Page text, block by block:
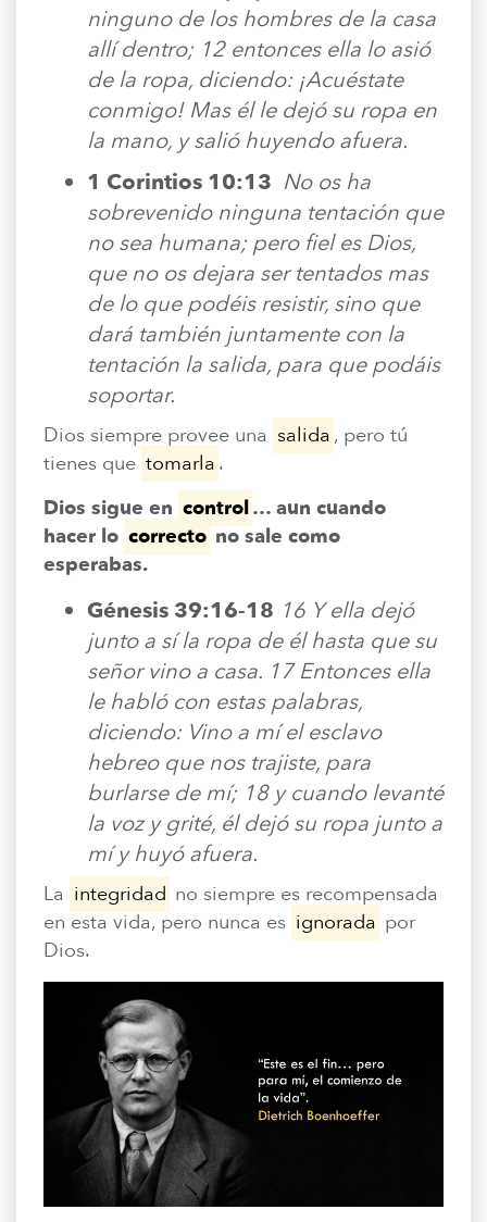
ninguno de los hombres de la casa
allí dentro; 12 entonces ella lo asió
de la ropa, diciendo: ¡Acuéstate
conmigo! Mas él le dejó su ropa en
la mano, y salió huyendo afuera.
1 Corintios 10:13 No os ha
sobrevenido ninguna tentación que
no sea humana; pero fiel es Dios,
que no os dejara ser tentados mas
de lo que podéis resistir, sino que
dará también juntamente con la
tentación la salida, para que podáis
soportar.
Dios siempre provee una salida , pero tú
tienes que tomarla .
Dios sigue en control… aun cuando
hacer lo correcto no sale como
esperabas.
Génesis 39:16-18 16 Y ella dejó
junto a sí la ropa de él hasta que su
señor vino a casa. 17 Entonces ella
le habló con estas palabras,
diciendo: Vino a mí el esclavo
hebreo que nos trajiste, para
burlarse de mí; 18 y cuando levanté
la voz y grité, él dejó su ropa junto a
mí y huyó afuera.
La integridad no siempre es recompensada
en esta vida, pero nunca es ignorada por
Dios.